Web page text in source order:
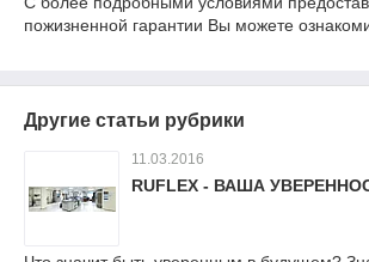
пожизненной гарантии Вы можете
Другие статьи рубрики
11.03.2016
RUFLEX - ВАША